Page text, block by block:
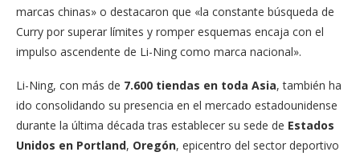
marcas chinas» o destacaron que «la constante búsqueda de
Curry por superar límites y romper esquemas encaja con el
impulso ascendente de Li-Ning como marca nacional».
Li-Ning, con más de 7.600 tiendas en toda Asia, también ha
ido consolidando su presencia en el mercado estadounidense
durante la última década tras establecer su sede de Estados
Unidos en Portland, Oregón, epicentro del sector deportivo